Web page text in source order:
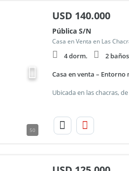
50
USD 140.000
Pública S/N
Casa en Venta en Las
4 dorm. 2 baños
Casa en venta – Entorno